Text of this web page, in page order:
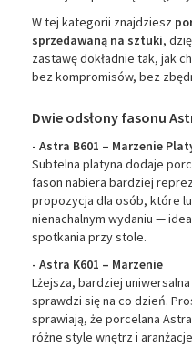
W tej kategorii znajdziesz
sprzedawaną na sztuki,
zastawę dokładnie tak, jak
bez kompromisów, bez
Dwie odsłony fasonu
- Astra B601 – Marzenie
Subtelna platyna dodaje
fason nabiera bardziej
propozycja dla osób, które
nienachalnym wydaniu —
spotkania przy stole.
- Astra K601 – Marzenie
Lżejsza, bardziej
sprawdzi się na co dzień.
sprawiają, że porcelana
różne style wnętrz i